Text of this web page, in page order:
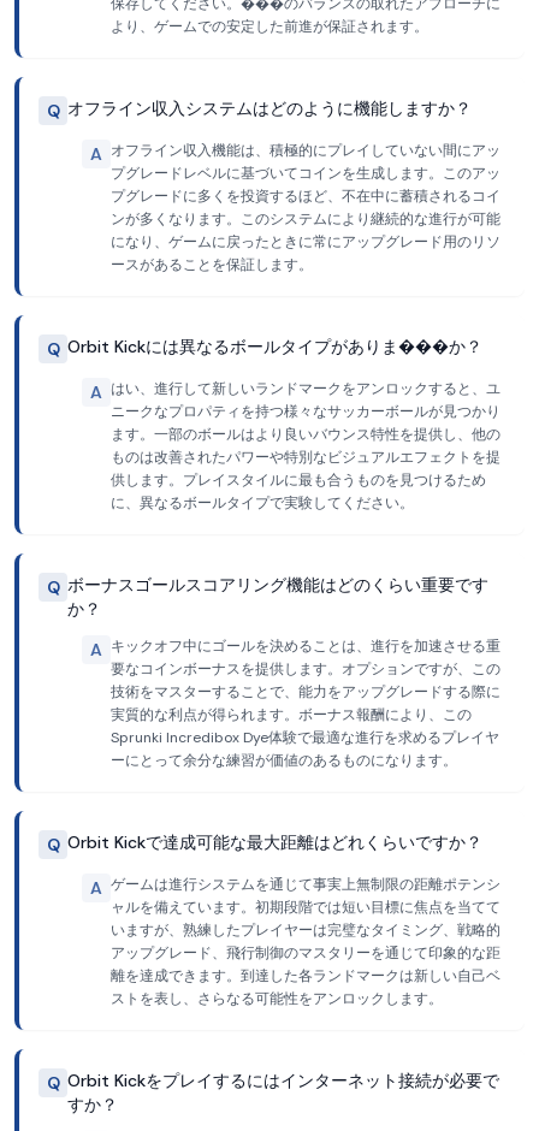
より、ゲームでの安定した前進が保証されます。
Q オフライン収入システムはどのように機能しますか？
A オフライン収入機能は、積極的にプレイしていない間にアッ
プグレードレベルに基づいてコインを生成します。このアッ
プグレードに多くを投資するほど、不在中に蓄積されるコイ
ンが多くなります。このシステムにより継続的な進行が可能
になり、ゲームに戻ったときに常にアップグレード用のリソ
ースがあることを保証します。
Q Orbit Kickには異なるボールタイプがありま���か？
A はい、進行して新しいランドマークをアンロックすると、ユ
ニークなプロパティを持つ様々なサッカーボールが見つかり
ます。一部のボールはより良いバウンス特性を提供し、他の
ものは改善されたパワーや特別なビジュアルエフェクトを提
供します。プレイスタイルに最も合うものを見つけるため
に、異なるボールタイプで実験してください。
Q ボーナスゴールスコアリング機能はどのくらい重要です
か？
A キックオフ中にゴールを決めることは、進行を加速させる重
要なコインボーナスを提供します。オプションですが、この
技術をマスターすることで、能力をアップグレードする際に
実質的な利点が得られます。ボーナス報酬により、この
Sprunki Incredibox Dye体験で最適な進行を求めるプレイヤ
ーにとって余分な練習が価値のあるものになります。
Q Orbit Kickで達成可能な最大距離はどれくらいですか？
A ゲームは進行システムを通じて事実上無制限の距離ポテンシ
ャルを備えています。初期段階では短い目標に焦点を当てて
いますが、熟練したプレイヤーは完璧なタイミング、戦略的
アップグレード、飛行制御のマスタリーを通じて印象的な距
離を達成できます。到達した各ランドマークは新しい自己ベ
ストを表し、さらなる可能性をアンロックします。
Q Orbit Kickをプレイするにはインターネット接続が必要で
すか？